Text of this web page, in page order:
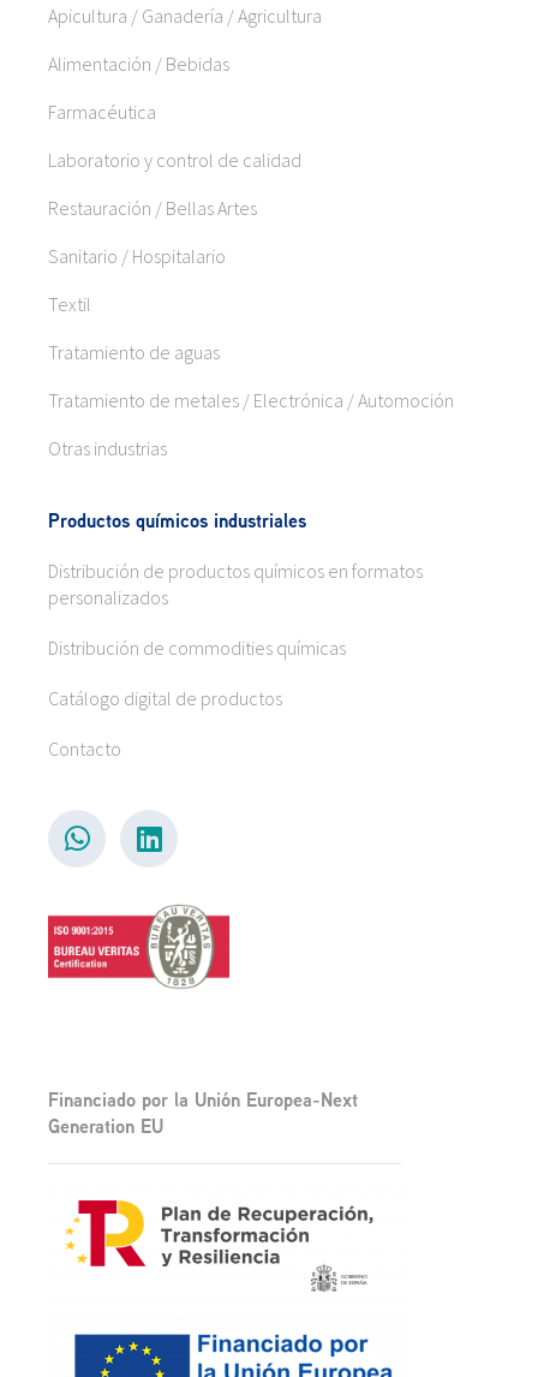
Apicultura / Ganadería / Agricultura
Alimentación / Bebidas
Farmacéutica
Laboratorio y control de calidad
Restauración / Bellas Artes
Sanitario / Hospitalario
Textil
Tratamiento de aguas
Tratamiento de metales / Electrónica / Automoción
Otras industrias
Productos químicos industriales
Distribución de productos químicos en formatos
personalizados
Distribución de commodities químicas
Catálogo digital de productos
Contacto
Financiado por la Unión Europea-Next
Generation EU